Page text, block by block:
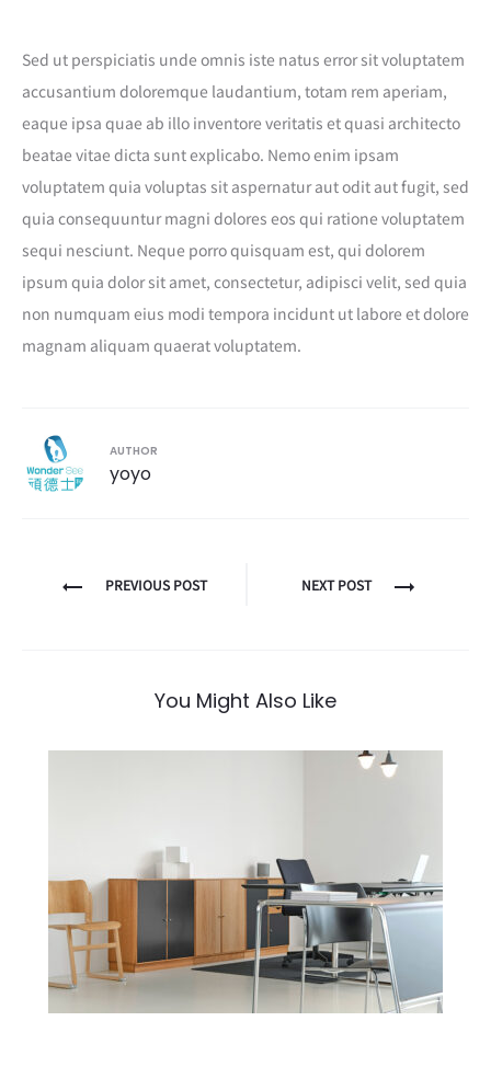
Sed ut perspiciatis unde omnis iste natus error sit voluptatem
accusantium doloremque laudantium, totam rem aperiam,
eaque ipsa quae ab illo inventore veritatis et quasi architecto
beatae vitae dicta sunt explicabo. Nemo enim ipsam
voluptatem quia voluptas sit aspernatur aut odit aut fugit, sed
quia consequuntur magni dolores eos qui ratione voluptatem
sequi nesciunt. Neque porro quisquam est, qui dolorem
ipsum quia dolor sit amet, consectetur, adipisci velit, sed quia
non numquam eius modi tempora incidunt ut labore et dolore
magnam aliquam quaerat voluptatem.
AUTHOR
yoyo
PREVIOUS POST NEXT POST
You Might Also Like